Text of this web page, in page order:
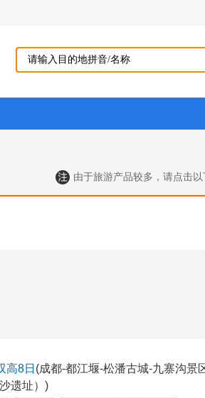
由于旅游产品较多，请点击
高8日 (成都-都江堰-松潘古城-九寨沟景
遗址）)